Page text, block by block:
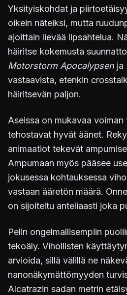
Yksityiskohdat ja
oikein näteiksi, mutta
ajoittain lievää lipsahtelua.
häiritse kokemusta
Motorstorm Apocalypsen ja
vastaavista, etenkin
häiritsevän paljon.
Aseissa on mukavaa voiman
tehostavat hyvät äänet.
animaatiot tekevät
Ampumaan myös pääsee
jokusessa kohtauksessa
vastaan ääretön määrä.
on sijoiteltu anteliaasti joka
Pelin ongelmallisempiin
tekoäly. Vihollisten
arvioida, sillä välillä ne
nanonäkymättömyyden
Alcatrazin sadan metrin